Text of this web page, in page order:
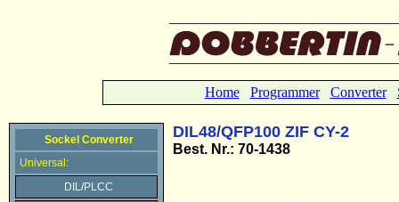
Home Programmer Converter
Sockel Converter
Universal:
DIL/PLCC
DIL48/QFP100 ZIF CY-2
Best. Nr.: 70-1438